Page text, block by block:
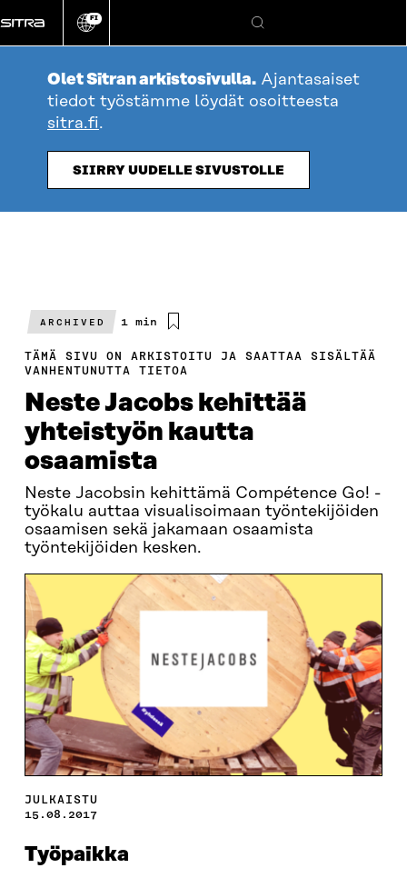
suoraan
sisältöön
Vaihda
kieli
FI
Hae
Olet Sitran arkistosivulla. Ajantasaiset
tiedot työstämme löydät osoitteesta
sitra.fi.
SIIRRY UUDELLE SIVUSTOLLE
ARCHIVED
Arvioitu
1 min
TÄMÄ SIVU ON ARKISTOITU JA SAATTAA SISÄLTÄÄ
VANHENTUNUTTA TIETOA
Neste Jacobs kehittää
yhteistyön kautta
osaamista
Neste Jacobsin kehittämä Compétence Go! -
työkalu auttaa visualisoimaan työntekijöiden
osaamisen sekä jakamaan osaamista
työntekijöiden kesken.
JULKAISTU
15.08.2017
Työpaikka